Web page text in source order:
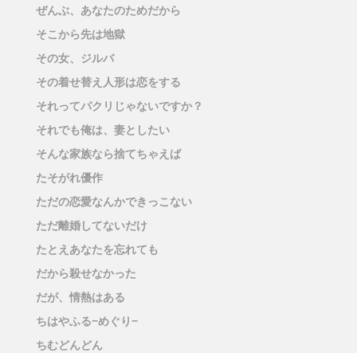
ぜんぶ、あなたのためだから
そこから先は地獄
その女、ジルバ
その着せ替え人形は恋をする
それってパクリじゃないですか？
それでも俺は、妻としたい
そんな家族なら捨てちゃえば
たそがれ優作
ただの恋愛なんかできっこない
ただ離婚してないだけ
たとえあなたを忘れても
だから殺せなかった
だが、情熱はある
ちはやふる−めぐり−
ちむどんどん